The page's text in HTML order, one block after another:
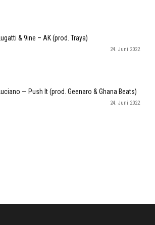
Lugatti & 9ine – AK (prod. Traya)
24. Juni 2022
Luciano — Push It (prod. Geenaro & Ghana Beats)
24. Juni 2022